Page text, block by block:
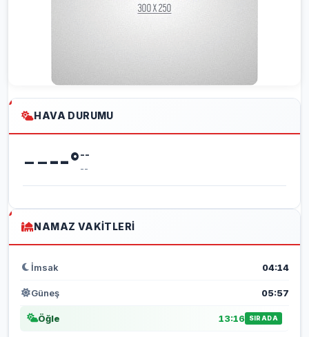
HAVA DURUMU
----°--
--
NAMAZ VAKITLERI
İmsak 04:14
Güneş 05:57
Öğle 13:16 SIRADA